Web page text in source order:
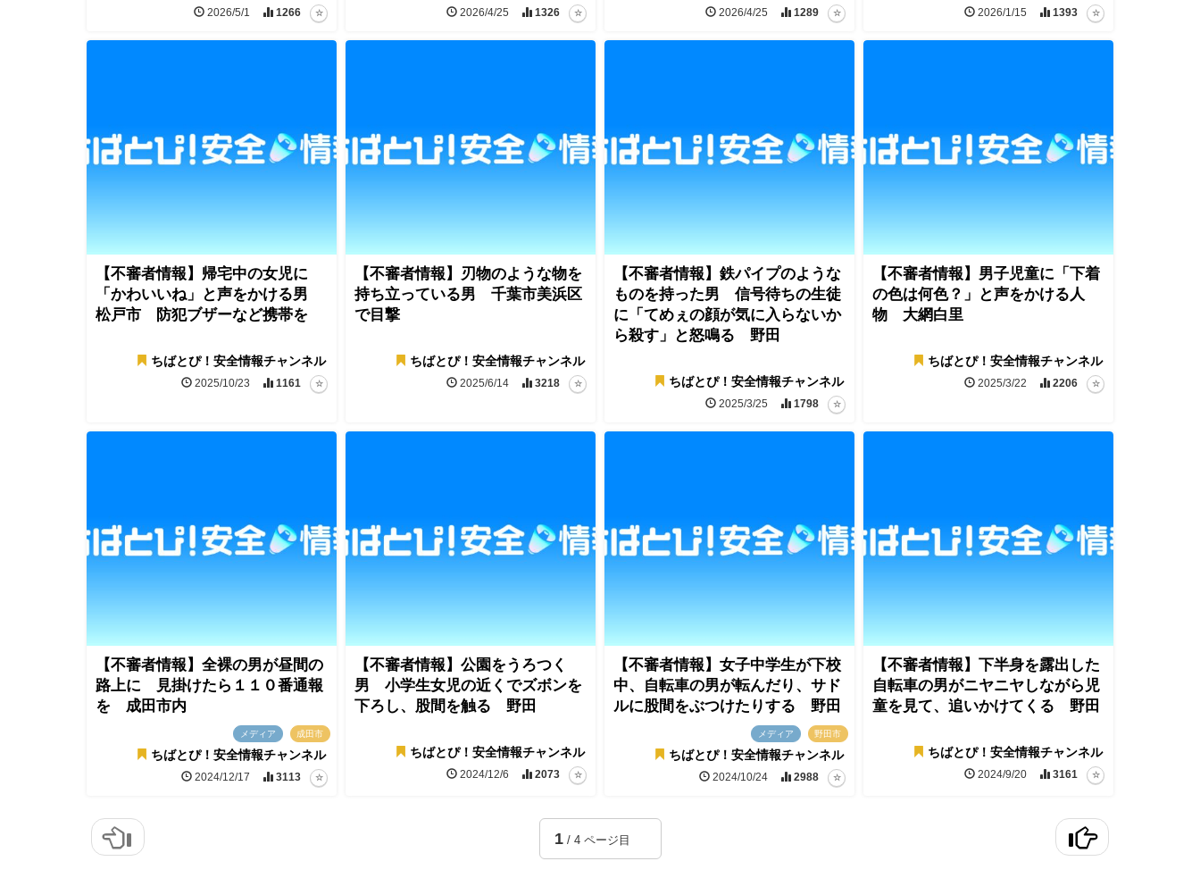
2026/5/1 1266 2026/4/25 1326 2026/4/25 1289 2026/1/15 1393
【不審者情報】帰宅中の女児に
「かわいいね」と声をかける男
松戸市 防犯ブザーなど携帯を
ちばとぴ！安全情報チャンネル
2025/10/23 1161
【不審者情報】刃物のような物を
持ち立っている男 千葉市美浜区
で目撃
ちばとぴ！安全情報チャンネル
2025/6/14 3218
【不審者情報】鉄パイプのような
ものを持った男 信号待ちの生徒
に「てめぇの顔が気に入らないか
ら殺す」と怒鳴る 野田
ちばとぴ！安全情報チャンネル
2025/3/25 1798
【不審者情報】男子児童に「下着
の色は何色？」と声をかける人
物 大網白里
ちばとぴ！安全情報チャンネル
2025/3/22 2206
【不審者情報】全裸の男が昼間の
路上に 見掛けたら１１０番通報
を 成田市内
メディア 成田市
ちばとぴ！安全情報チャンネル
2024/12/17 3113
【不審者情報】公園をうろつく
男 小学生女児の近くでズボンを
下ろし、股間を触る 野田
ちばとぴ！安全情報チャンネル
2024/12/6 2073
【不審者情報】女子中学生が下校
中、自転車の男が転んだり、サド
ルに股間をぶつけたりする 野田
メディア 野田市
ちばとぴ！安全情報チャンネル
2024/10/24 2988
【不審者情報】下半身を露出した
自転車の男がニヤニヤしながら児
童を見て、追いかけてくる 野田
ちばとぴ！安全情報チャンネル
2024/9/20 3161
1/ 4 ページ目